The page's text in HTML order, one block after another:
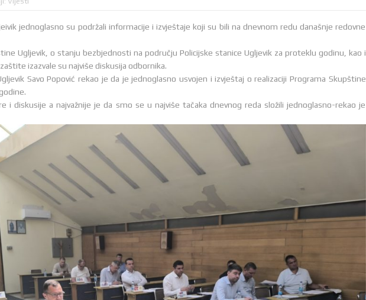
jednoglasno su podržali informacije i izvještaje koji su bili na dnevnom redu današnje redovne
Ugljevik, o stanju bezbjednosti na području Policijske stanice Ugljevik za proteklu godinu, kao i
izazvale su najviše diskusija odbornika.
Savo Popović rekao je da je jednoglasno usvojen i izvještaj o realizaciji Programa Skupštine
i diskusije a najvažnije je da smo se u najviše tačaka dnevnog reda složili jednoglasno-rekao je